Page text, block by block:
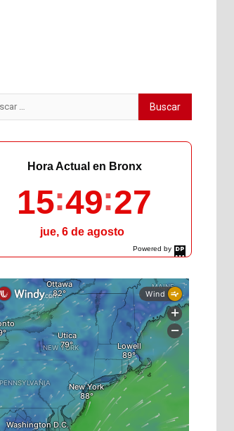
Powered by
DaysPedia.com
Hora Actual en Bronx
15 49 29
jue, 6 de agosto